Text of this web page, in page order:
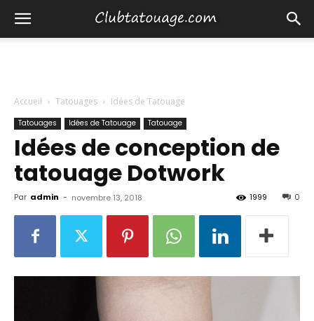
Accueil Tatouages Idées de Tatouage
Tatouages Idées de Tatouage Tatouage
Idées de conception de
tatouage Dotwork
Par admin - novembre 13, 2018 0
1999